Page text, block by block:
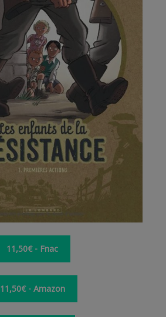
11,50€ - Fnac
11,50€ - Amazon